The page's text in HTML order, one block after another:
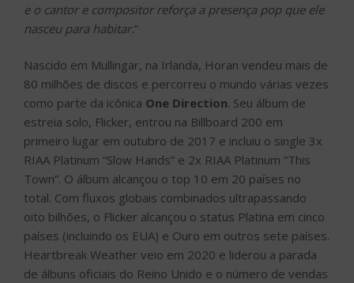
e o cantor e compositor reforça a presença pop que ele
nasceu para habitar.”
Nascido em Mullingar, na Irlanda, Horan vendeu mais de
80 milhões de discos e percorreu o mundo várias vezes
como parte da icônica One Direction. Seu álbum de
estreia solo, Flicker, entrou na Billboard 200 em
primeiro lugar em outubro de 2017 e incluiu o single 3x
RIAA Platinum “Slow Hands” e 2x RIAA Platinum “This
Town”. O álbum alcançou o top 10 em 20 países no
total. Com fluxos globais combinados ultrapassando
oito bilhões, o Flicker alcançou o status Platina em cinco
países (incluindo os EUA) e Ouro em outros sete países.
Heartbreak Weather veio em 2020 e liderou a parada
de álbuns oficiais do Reino Unido e o número de vendas